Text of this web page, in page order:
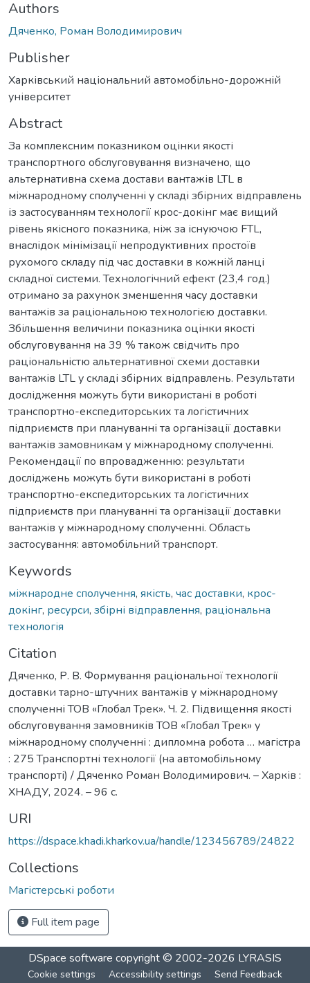
Authors
Дяченко, Роман Володимирович
Publisher
Харківський національний автомобільно-дорожній
університет
Abstract
За комплексним показником оцінки якості
транспортного обслуговування визначено, що
альтернативна схема достави вантажів LTL в
міжнародному сполученні у складі збірних відправлень
із застосуванням технології крос-докінг має вищий
рівень якісного показника, ніж за існуючою FTL,
внаслідок мінімізації непродуктивних простоїв
рухомого складу під час доставки в кожній ланці
складної системи. Технологічний ефект (23,4 год.)
отримано за рахунок зменшення часу доставки
вантажів за раціональною технологією доставки.
Збільшення величини показника оцінки якості
обслуговування на 39 % також свідчить про
раціональністю альтернативної схеми доставки
вантажів LTL у складі збірних відправлень. Результати
дослідження можуть бути використані в роботі
транспортно-експедиторських та логістичних
підприємств при плануванні та організації доставки
вантажів замовникам у міжнародному сполученні.
Рекомендації по впровадженню: результати
досліджень можуть бути використані в роботі
транспортно-експедиторських та логістичних
підприємств при плануванні та організації доставки
вантажів у міжнародному сполученні. Область
застосування: автомобільний транспорт.
Keywords
міжнародне сполучення, якість, час доставки, крос-
докінг, ресурси, збірні відправлення, раціональна
технологія
Citation
Дяченко, Р. В. Формування раціональної технології
доставки тарно-штучних вантажів у міжнародному
сполученні ТОВ «Глобал Трек». Ч. 2. Підвищення якості
обслуговування замовників ТОВ «Глобал Трек» у
міжнародному сполученні : дипломна робота … магістра
: 275 Транспортні технології (на автомобільному
транспорті) / Дяченко Роман Володимирович. – Харків :
ХНАДУ, 2024. – 96 с.
URI
https://dspace.khadi.kharkov.ua/handle/123456789/24822
Collections
Магістерські роботи
Full item page
DSpace software copyright © 2002-2026 LYRASIS
Cookie settings Accessibility settings Send Feedback